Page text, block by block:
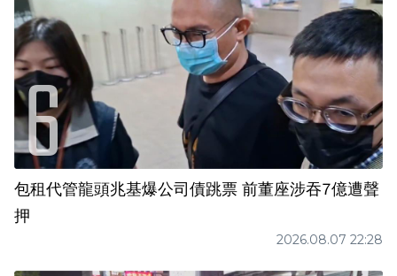
包租代管龍頭兆基爆公司債跳票 前董座涉吞7億遭聲
押
2026.08.07 22:28